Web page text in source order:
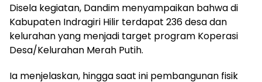
Disela kegiatan, Dandim menyampaikan bahwa di
Kabupaten Indragiri Hilir terdapat 236 desa dan
kelurahan yang menjadi target program Koperasi
Desa/Kelurahan Merah Putih.
Ia menjelaskan, hingga saat ini pembangunan fisik